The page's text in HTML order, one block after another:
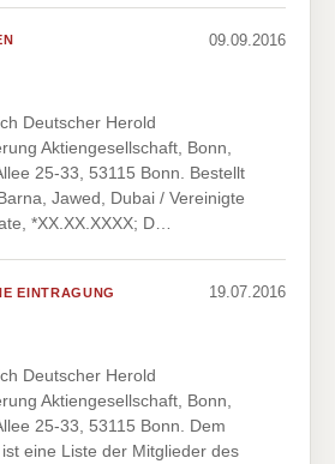
09.09.2016
Deutscher Herold
Aktiengesellschaft, Bonn,
25-33, 53115 Bonn. Bestellt
Jawed, Dubai / Vereinigte
*XX.XX.XXXX; D…
EINTRAGUNG 19.07.2016
Deutscher Herold
Aktiengesellschaft, Bonn,
25-33, 53115 Bonn. Dem
eine Liste der Mitglieder des